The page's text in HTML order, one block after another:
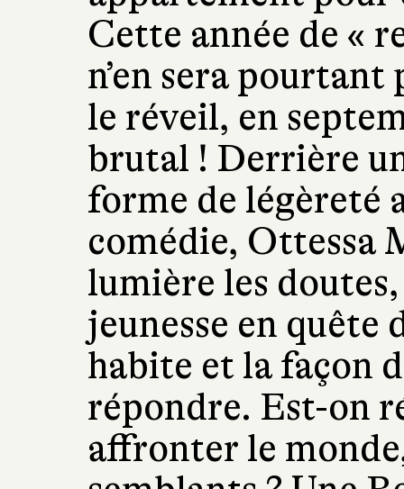
Cette année de «
n’en sera
le réveil, en
brutal ! Derrière
forme de légèreté
comédie, Ottessa
lumière les
jeunesse en quête
habite et la façon
répondre. Est-on
affronter le